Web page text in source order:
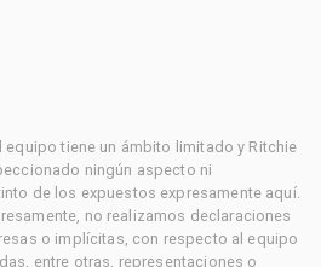
tiene un ámbito limitado y Ritchie
ningún aspecto ni
de los expuestos expresamente aquí.
no realizamos declaraciones
o implícitas, con respecto al equipo
entre otras, representaciones o